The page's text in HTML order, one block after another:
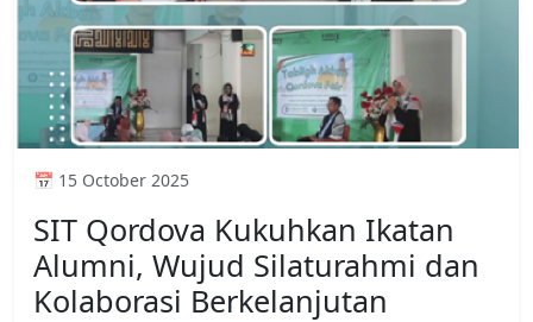
📅 15 October 2025
SIT Qordova Kukuhkan Ikatan
Alumni, Wujud Silaturahmi dan
Kolaborasi Berkelanjutan